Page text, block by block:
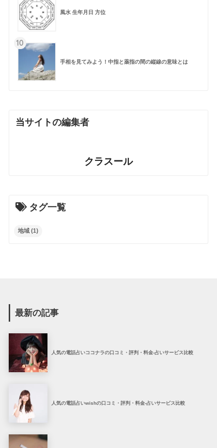
風水 生年月日 方位
10
手相を見てみよう！中指と薬指の間の縦線の意味とは
当サイトの編集者
クラスール
タグ一覧
地域(1)
最新の記事
人気の電話占いココナラの口コミ・評判・料金-占いサービス比較
人気の電話占いwishの口コミ・評判・料金-占いサービス比較